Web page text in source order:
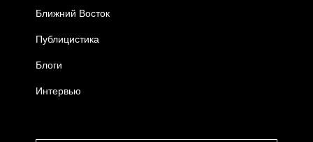
Ближний Восток
Публицистика
Блоги
Интервью